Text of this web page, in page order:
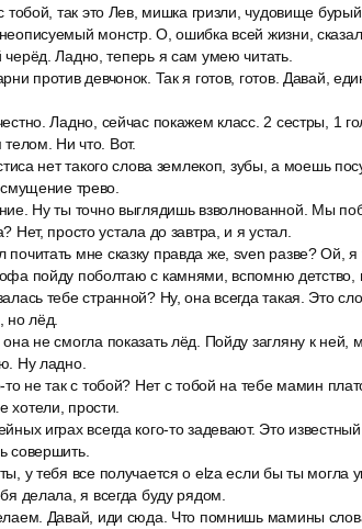
тобой, так это Лев, мишка гризли, чудовище
монстр. О, ошибка всей жизни,
Ладно, теперь я сам умею читать.
против девчонок. Так я готов, готов. Давай,
Ладно, сейчас покажем класс. 2 сестры, 1
телом. Ни что. Вот.
нет такого слова землекоп, зубы, а моешь
смущение трево.
Ну ты точно выглядишь взволнованной. Мы
Нет, просто устала до завтра, и я устал.
мне сказку правда же, sven разве? Ой,
пойду поболтаю с камнями, вспомню детство,
тебе странной? Ну, она всегда такая. Это
но лёд.
не смогла показать лёд. Пойду загляну к ней,
Ну ладно.
не так с тобой? Нет с тобой на тебе мамин
прости.
играх всегда кого-то задевают. Это
совершить.
у тебя все получается о elza если бы ты могла
делала, я всегда буду рядом.
Давай, иди сюда. Что помнишь мамины